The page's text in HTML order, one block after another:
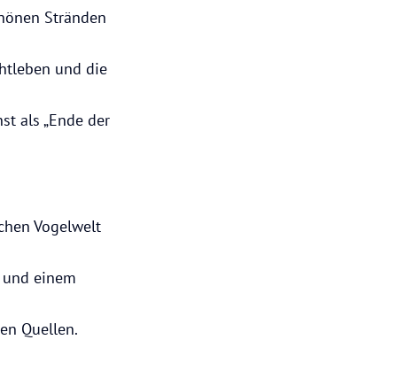
Stränden
und die
als „Ende der
Vogelwelt
einem
Quellen.